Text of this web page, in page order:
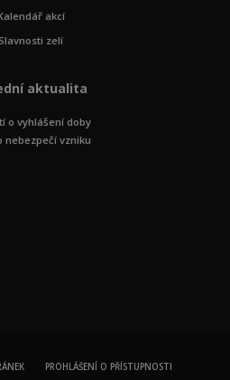
akcí
zelí
aktualita
o vyhlášení doby
nebezpečí vzniku
PROHLÁŠENÍ O PŘÍSTUPNOSTI